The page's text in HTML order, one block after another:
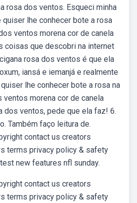
rosa dos ventos. Esqueci minha
quiser lhe conhecer bote a rosa
ventos morena cor de canela
coisas que descobri na internet
rosa dos ventos é que ela
iansá e iemanjá e realmente
lhe conhecer bote a rosa na
ventos morena cor de canela
dos ventos, pede que ela faz! 6.
Também faço leitura de.
contact us creators
terms privacy policy & safety
new features nfl sunday.
contact us creators
terms privacy policy & safety